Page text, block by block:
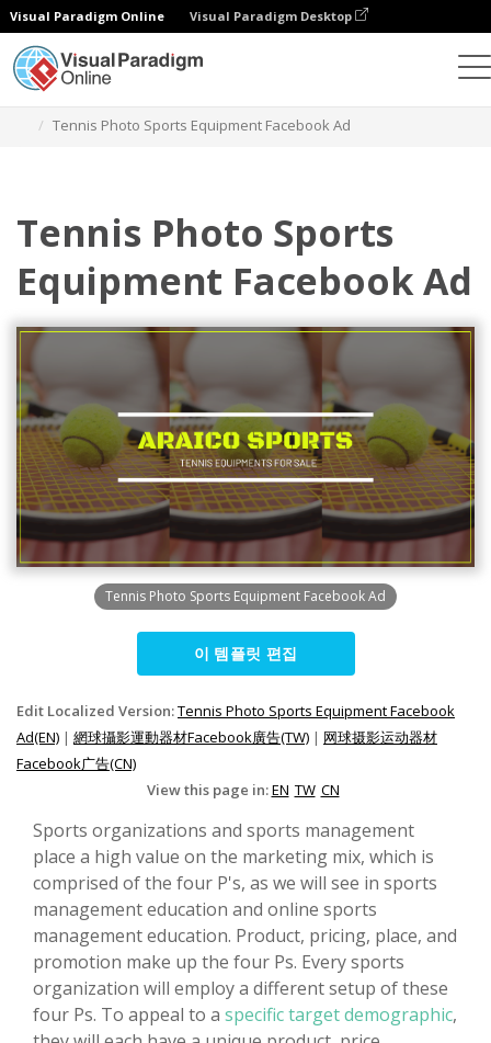
Visual Paradigm Online Visual Paradigm Desktop
Tennis Photo Sports Equipment Facebook Ad
Tennis Photo Sports
Equipment Facebook Ad
Tennis Photo Sports Equipment Facebook Ad
이 템플릿 편집
Edit Localized Version:Tennis Photo Sports Equipment Facebook
Ad(EN) | 網球攝影運動器材Facebook廣告(TW) | 网球摄影运动器材
Facebook广告(CN)
View this page in:EN TW CN
Sports organizations and sports management
place a high value on the marketing mix, which is
comprised of the four P's, as we will see in sports
management education and online sports
management education. Product, pricing, place, and
promotion make up the four Ps. Every sports
organization will employ a different setup of these
four Ps. To appeal to a specific target demographic,